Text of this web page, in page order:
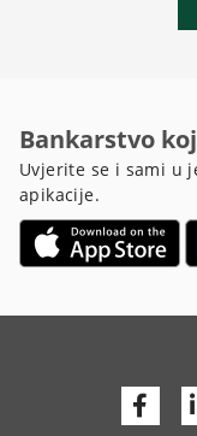
Bankarstvo
Uvjerite se i sami u
apikacije.